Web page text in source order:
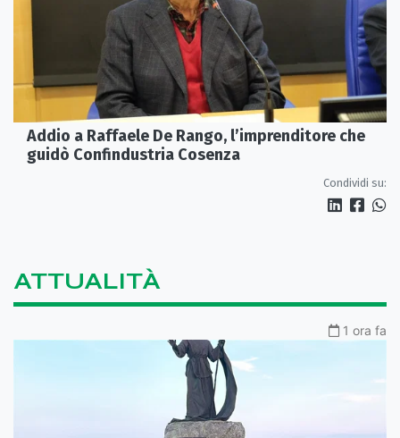
Addio a Raffaele De Rango, l’imprenditore che
guidò Confindustria Cosenza
Condividi su:
ATTUALITÀ
1 ora fa